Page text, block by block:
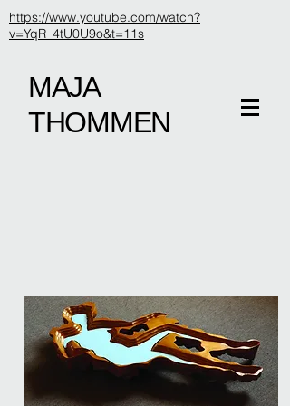
https://www.youtube.com/watch?
v=YqR_4tU0U9o&t=11s
MAJA
THOMMEN